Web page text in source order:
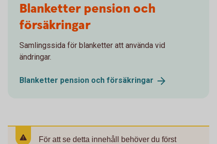
Blanketter pension och
försäkringar
Samlingssida för blanketter att använda vid
ändringar.
Blanketter pension och försäkringar
För att se detta innehåll behöver du först